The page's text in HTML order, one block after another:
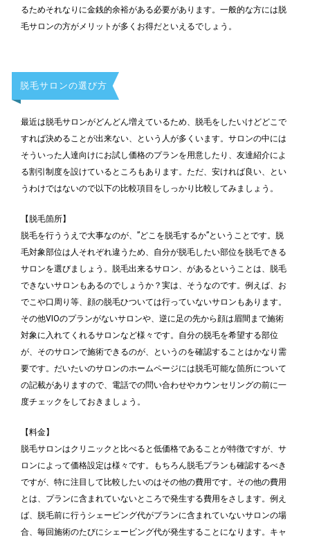
るためそれなりに金銭的余裕がある必要があります。一般的な方には脱
毛サロンの方がメリットが多くお得だといえるでしょう。
脱毛サロンの選び方
最近は脱毛サロンがどんどん増えているため、脱毛をしたいけどどこで
すれば決めることが出来ない、という人が多くいます。サロンの中には
そういった人達向けにお試し価格のプランを用意したり、友達紹介によ
る割引制度を設けているところもあります。ただ、安ければ良い、とい
うわけではないので以下の比較項目をしっかり比較してみましょう。
【脱毛箇所】
脱毛を行ううえで大事なのが、”どこを脱毛するか”ということです。脱
毛対象部位は人それぞれ違うため、自分が脱毛したい部位を脱毛できる
サロンを選びましょう。脱毛出来るサロン、があるということは、脱毛
できないサロンもあるのでしょうか？実は、そうなのです。例えば、お
でこや口周り等、顔の脱毛ひついては行っていないサロンもあります。
その他VIOのプランがないサロンや、逆に足の先から顔は眉間まで施術
対象に入れてくれるサロンなど様々です。自分の脱毛を希望する部位
が、そのサロンで施術できるのが、というのを確認することはかなり需
要です。だいたいのサロンのホームページには脱毛可能な箇所について
の記載がありますので、電話での問い合わせやカウンセリングの前に一
度チェックをしておきましょう。
【料金】
脱毛サロンはクリニックと比べると低価格であることが特徴ですが、サ
ロンによって価格設定は様々です。もちろん脱毛プランも確認するべき
ですが、特に注目して比較したいのはその他の費用です。その他の費用
とは、プランに含まれていないところで発生する費用をさします。例え
ば、脱毛前に行うシェービング代がプランに含まれていないサロンの場
合、毎回施術のたびにシェービング代が発生することになります。キャ